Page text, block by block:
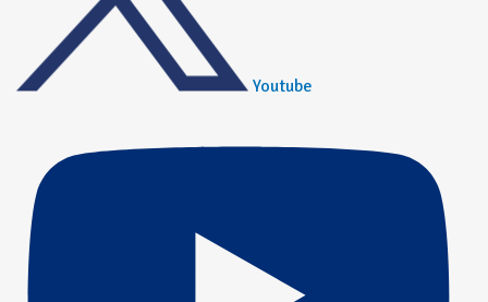
Youtube